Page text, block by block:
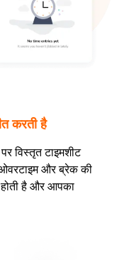
करती है
विस्तृत टाइमशीट
और ब्रेक की
है और आपका